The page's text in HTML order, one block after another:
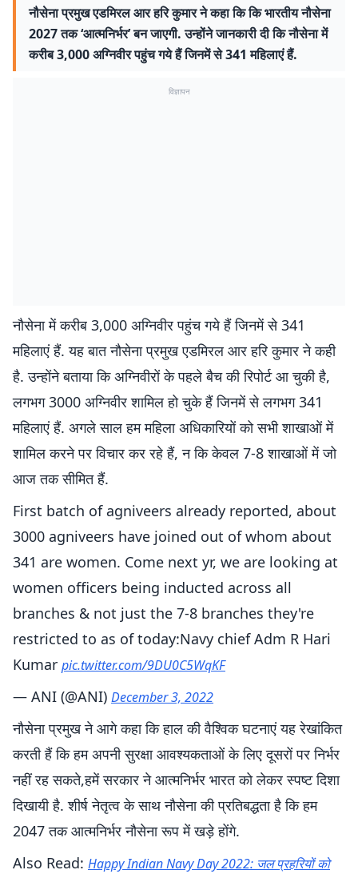
नौसेना प्रमुख एडमिरल आर हरि कुमार ने कहा कि कि भारतीय नौसेना
2027 तक ‘आत्मनिर्भर’ बन जाएगी. उन्होंने जानकारी दी कि नौसेना में
करीब 3,000 अग्निवीर पहुंच गये हैं जिनमें से 341 महिलाएं हैं.
विज्ञापन
नौसेना में करीब 3,000 अग्निवीर पहुंच गये हैं जिनमें से 341
महिलाएं हैं. यह बात नौसेना प्रमुख एडमिरल आर हरि कुमार ने कही
है. उन्होंने बताया कि अग्निवीरों के पहले बैच की रिपोर्ट आ चुकी है,
लगभग 3000 अग्निवीर शामिल हो चुके हैं जिनमें से लगभग 341
महिलाएं हैं. अगले साल हम महिला अधिकारियों को सभी शाखाओं में
शामिल करने पर विचार कर रहे हैं, न कि केवल 7-8 शाखाओं में जो
आज तक सीमित हैं.
First batch of agniveers already reported, about
3000 agniveers have joined out of whom about
341 are women. Come next yr, we are looking at
women officers being inducted across all
branches & not just the 7-8 branches they're
restricted to as of today:Navy chief Adm R Hari
Kumar pic.twitter.com/9DU0C5WqKF
— ANI (@ANI) December 3, 2022
नौसेना प्रमुख ने आगे कहा कि हाल की वैश्विक घटनाएं यह रेखांकित
करती हैं कि हम अपनी सुरक्षा आवश्यकताओं के लिए दूसरों पर निर्भर
नहीं रह सकते,हमें सरकार ने आत्मनिर्भर भारत को लेकर स्पष्ट दिशा
दिखायी है. शीर्ष नेतृत्व के साथ नौसेना की प्रतिबद्धता है कि हम
2047 तक आत्मनिर्भर नौसेना रूप में खड़े होंगे.
Also Read: Happy Indian Navy Day 2022: जल प्रहरियों को